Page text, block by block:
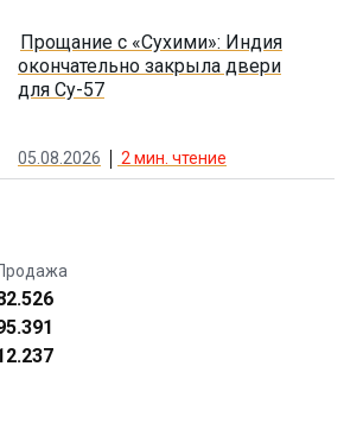
Прощание с «Сухими»: Индия
окончательно закрыла двери
для Су-57
05.08.2026 2 мин. чтение